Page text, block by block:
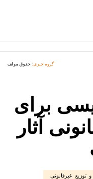
گروه خبری: حقوق مولف
برای
آثار
توزیع غیرقانونی